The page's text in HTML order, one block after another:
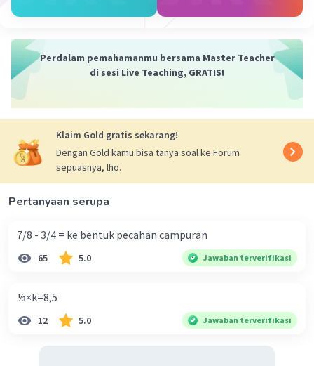
thanks ya
Nanda R Community Level 89
28 Desember 2023 00:10
Jawaban terverifikasi
Perdalam pemahamanmu bersama Master Teacher
di sesi Live Teaching, GRATIS!
Klaim Gold gratis sekarang!
Dengan Gold kamu bisa tanya soal ke Forum
sepuasnya, lho.
Pertanyaan serupa
7/8 - 3/4 = ke bentuk pecahan campuran
65 5.0 Jawaban terverifikasi
⅓×k=8,5
12 5.0 Jawaban terverifikasi